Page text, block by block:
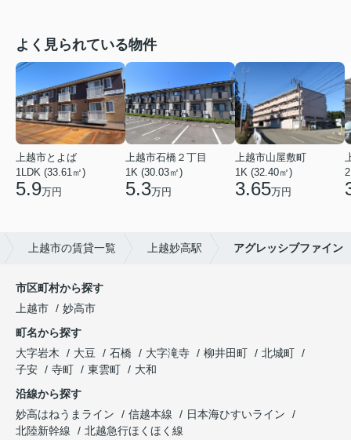
よく見られている物件
上越市とよば
1LDK (33.61㎡)
5.9万円
上越市石橋２丁目
1K (30.03㎡)
5.3万円
上越市山屋敷町
1K (32.40㎡)
3.65万円
上越市の賃貸一覧 上越妙高駅 アグレッシブファイン
市区町村から探す
上越市
妙高市
町名から探す
大字岩木
大豆 石橋 大字滝寺 柳井田町
北城町
子安
寺町 東雲町
大和
沿線から探す
妙高はねうまライン
信越本線
日本海ひすいライン
北陸新幹線
北越急行ほくほく線